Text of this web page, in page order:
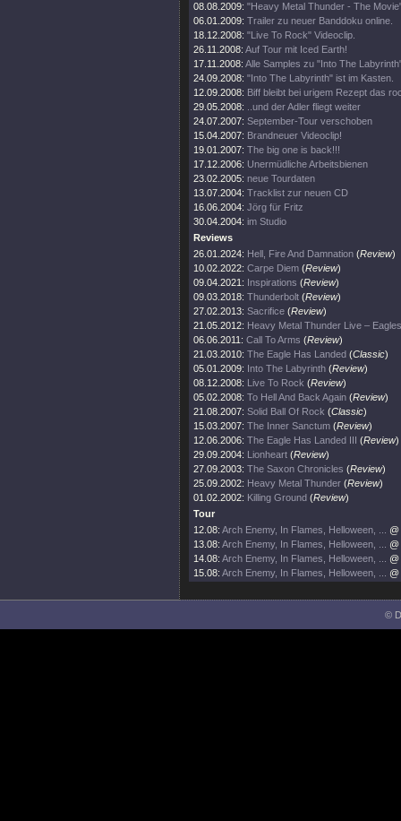
08.08.2009: "Heavy Metal Thunder - The
06.01.2009: Trailer zu neuer Banddoku online.
18.12.2008: "Live To Rock" Videoclip.
26.11.2008: Auf Tour mit Iced Earth!
17.11.2008: Alle Samples zu "Into The
24.09.2008: "Into The Labyrinth" ist im Kasten.
12.09.2008: Biff bleibt bei urigem Rezept das
29.05.2008:
..und der Adler fliegt weiter
24.07.2007: September-Tour verschoben
15.04.2007: Brandneuer Videoclip!
19.01.2007: The big one is back!!!
17.12.2006: Unermüdliche Arbeitsbienen
23.02.2005: neue Tourdaten
13.07.2004: Tracklist zur neuen CD
16.06.2004: Jörg für Fritz
30.04.2004: im Studio
Reviews
26.01.2024: Hell, Fire And Damnation (Review)
10.02.2022: Carpe Diem (Review)
09.04.2021: Inspirations (Review)
09.03.2018: Thunderbolt (Review)
27.02.2013: Sacrifice (Review)
21.05.2012: Heavy Metal Thunder Live –
06.06.2011: Call To Arms (Review)
21.03.2010: The Eagle Has Landed (Classic)
05.01.2009: Into The Labyrinth (Review)
08.12.2008: Live To Rock (Review)
05.02.2008: To Hell And Back Again (Review)
21.08.2007: Solid Ball Of Rock (Classic)
15.03.2007: The Inner Sanctum (Review)
12.06.2006: The Eagle Has Landed III (Review)
29.09.2004: Lionheart (Review)
27.09.2003: The Saxon Chronicles (Review)
25.09.2002: Heavy Metal Thunder (Review)
01.02.2002: Killing Ground (Review)
Tour
12.08: Arch Enemy, In Flames, Helloween, ...
13.08: Arch Enemy, In Flames, Helloween, ...
14.08: Arch Enemy, In Flames, Helloween, ...
15.08: Arch Enemy, In Flames, Helloween, ...
©